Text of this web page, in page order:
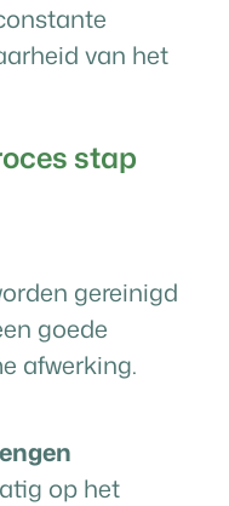
van het
stap
gereinigd
goede
afwerking.
op het